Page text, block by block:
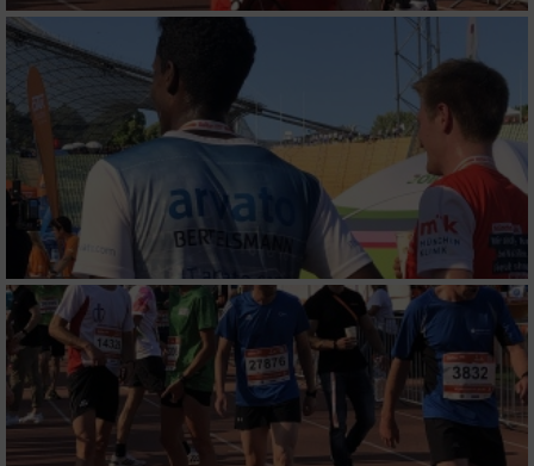
IAB-Besonderheiten:
Verwendung genauer Standortdaten
Geräte anhand von aktiv angeforderten
Informationen identifizieren
Nicht-IAB-Verarbeitungszwecke:
Notwendig
Performance
Funktional